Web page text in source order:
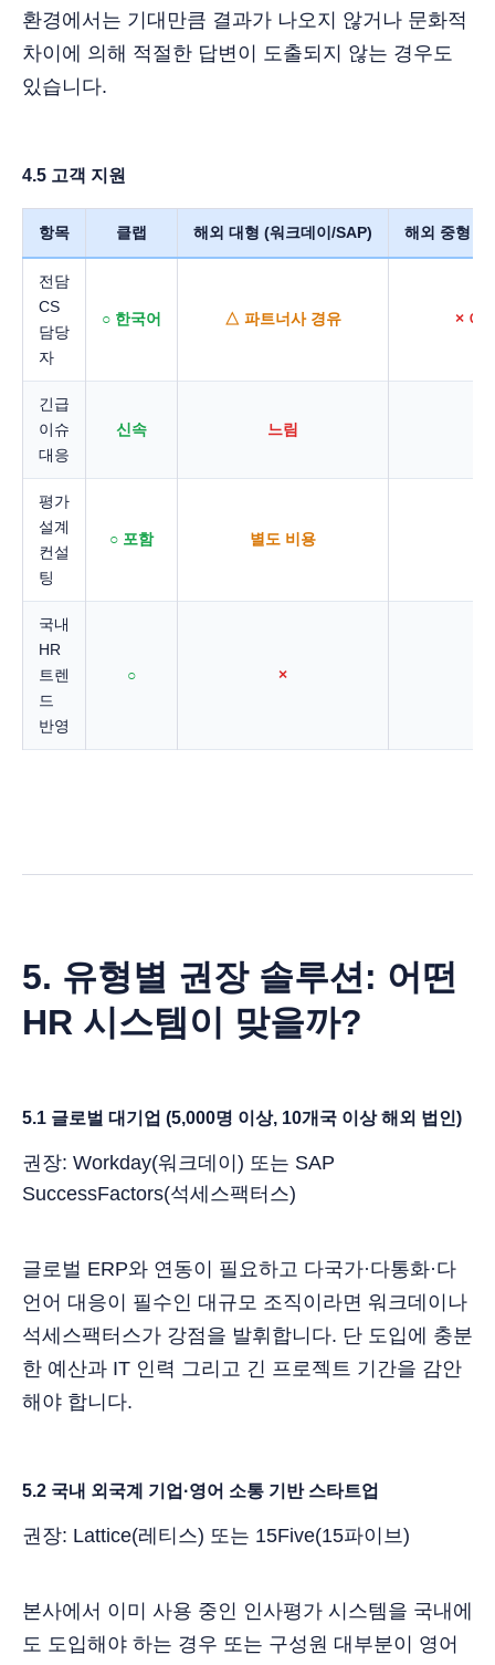
환경에서는 기대만큼 결과가 나오지 않거나 문화적
차이에 의해 적절한 답변이 도출되지 않는 경우도
있습니다.
4.5 고객 지원
항목 클랩 해외 대형 (워크데이/SAP) 해외 중형 (
전담
CS
담당
자
○ 한국어 △ 파트너사 경유 × 이
긴급
이슈
대응
신속 느림
평가
설계
컨설
팅
○ 포함 별도 비용
국내
HR
트렌
드
반영
○ ×
5. 유형별 권장 솔루션: 어떤
HR 시스템이 맞을까?
5.1 글로벌 대기업 (5,000명 이상, 10개국 이상 해외 법인)
권장: Workday(워크데이) 또는 SAP
SuccessFactors(석세스팩터스)
글로벌 ERP와 연동이 필요하고 다국가·다통화·다
언어 대응이 필수인 대규모 조직이라면 워크데이나
석세스팩터스가 강점을 발휘합니다. 단 도입에 충분
한 예산과 IT 인력 그리고 긴 프로젝트 기간을 감안
해야 합니다.
5.2 국내 외국계 기업·영어 소통 기반 스타트업
권장: Lattice(레티스) 또는 15Five(15파이브)
본사에서 이미 사용 중인 인사평가 시스템을 국내에
도 도입해야 하는 경우 또는 구성원 대부분이 영어